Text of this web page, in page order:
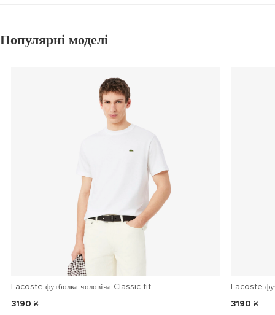
Популярні моделі
Lacoste футболка чоловіча Classic fit
3190 ₴
Lacoste
3190 ₴